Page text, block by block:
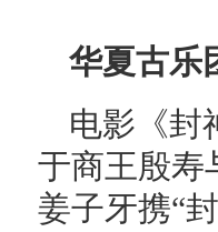
华夏古乐
电影《封
于商王殷寿
姜子牙携“